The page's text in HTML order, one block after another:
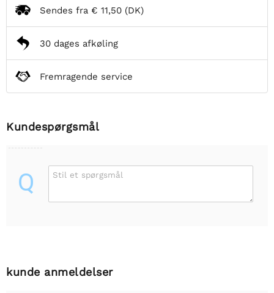
Sendes fra € 11,50 (DK)
30 dages afkøling
Fremragende service
Kundespørgsmål
Q Stil et spørgsmål
kunde anmeldelser